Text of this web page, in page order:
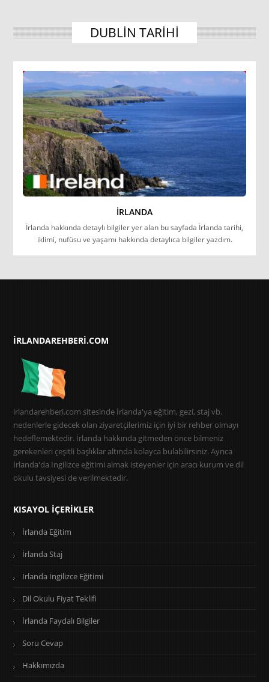
DUBLIN TARIHI
İRLANDA
İrlanda hakkında detaylı bilgiler yer alan bu sayfada İrlanda tarihi,
iklimi, nufüsu ve yaşamı hakkında detaylıca bilgiler yazdım.
IRLANDAREHBERI.COM
irlandarehberi.com sitesinde İrlanda'ya eğitim, gezi, staj vb.
nedenlerle gidecek olan ziyaretçilerimiz için iyi bir rehber olmayı
hedeflemektedir. İrlanda hakkında gitmeden önce bilmeniz
gerekenleri çeşitli başlıklar altında kolayca bulabilirsiniz. Ayrıca
İrlanda'da İngilizce eğitimi almak isteyenler için aracı kurum ve dil
okulu tavsiyesi de verilmektedir.
KISAYOL İÇERIKLER
İrlanda Eğitim
İrlanda Staj
İrlanda İngilizce Eğitimi
Dil Okulu Fiyat Teklifi
İrlanda Faydalı Bilgiler
Soru Cevap
Hakkımızda